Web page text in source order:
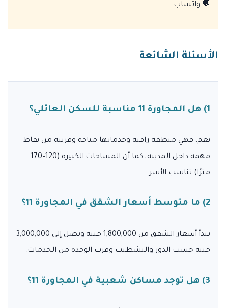
💬 واتساب:
الأسئلة الشائعة
1) هل المجاورة 11 مناسبة للسكن العائلي؟
نعم، فهي منطقة راقية وخدماتها متاحة وقريبة من نقاط
مهمة داخل المدينة، كما أن المساحات الكبيرة (120–170
مترًا) تناسب الأسر.
2) ما متوسط أسعار الشقق في المجاورة 11؟
تبدأ أسعار الشقق من 1,800,000 جنيه وتصل إلى 3,000,000
جنيه حسب الدور والتشطيب وقرب الوحدة من الخدمات.
3) هل توجد مساكن شعبية في المجاورة 11؟